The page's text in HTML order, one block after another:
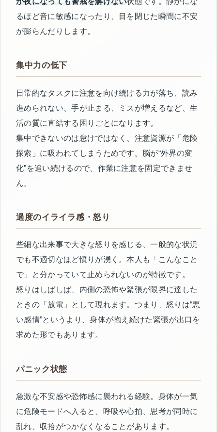
るほど音に敏感になったり、目を閉じた瞬間に不安
が膨らんだりします。
集中力の低下
日常的なタスクに注意を向け続ける力が落ち、読み
進められない、手が止まる、ミスが増えるなど、生
活の質に直結する困りごとになります。
集中できないのは怠けではなく、注意資源が「危険
探索」に吸われてしまうためです。脳が“外界の変
化”を追い続けるので、作業に注意を固定できませ
ん。
過度のイライラ感・怒り
些細な出来事で大きな怒りを感じる、一般的な状況
でも不適切なほど憤りが湧く。本人も「こんなこと
で」と分かっていて止められないのが特徴です。
怒りはしばしば、内側の恐怖や緊張が限界に達した
ときの「放電」として現れます。つまり、怒りは“悪
い感情”というより、身体が抱え続けた緊張が出口を
求めた形でもあります。
パニック状態
急激な不安感や恐怖感に襲われる経験。身体が一気
に危険モードへ入ると、呼吸や心拍、思考が同時に
乱れ、収拾がつかなくなることがあります。